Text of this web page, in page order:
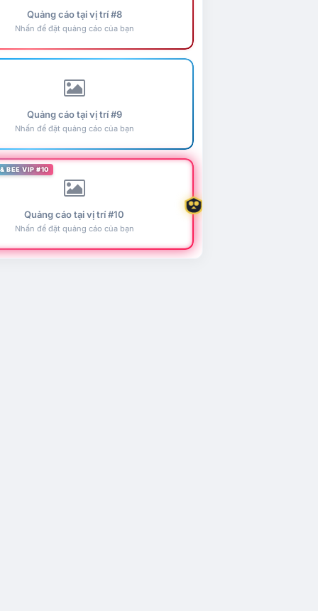
Quảng cáo tại vị trí #8
Nhấn để đặt quảng cáo của bạn
Quảng cáo tại vị trí #9
Nhấn để đặt quảng cáo của bạn
BEE VIP #10
Quảng cáo tại vị trí #10
Nhấn để đặt quảng cáo của bạn